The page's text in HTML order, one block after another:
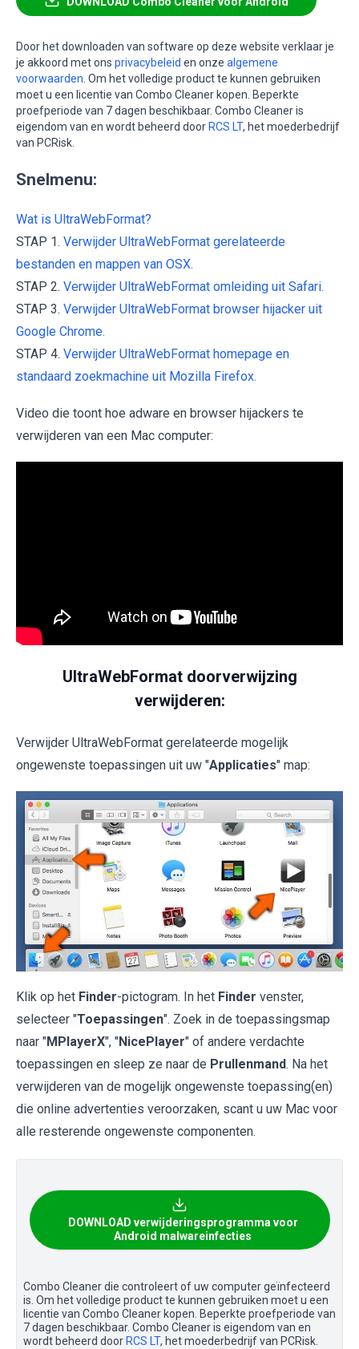
Door het downloaden van software op deze website verklaar je
je akkoord met ons privacybeleid en onze algemene
voorwaarden . Om het volledige product te kunnen gebruiken
moet u een licentie van Combo Cleaner kopen. Beperkte
proefperiode van 7 dagen beschikbaar. Combo Cleaner is
eigendom van en wordt beheerd door RCS LT, het moederbedrijf
van PCRisk.
Snelmenu:
Wat is UltraWebFormat?
STAP 1. Verwijder UltraWebFormat gerelateerde
bestanden en mappen van OSX.
STAP 2. Verwijder UltraWebFormat omleiding uit Safari.
STAP 3. Verwijder UltraWebFormat browser hijacker uit
Google Chrome.
STAP 4. Verwijder UltraWebFormat homepage en
standaard zoekmachine uit Mozilla Firefox.
Video die toont hoe adware en browser hijackers te
verwijderen van een Mac computer:
UltraWebFormat doorverwijzing
verwijderen:
Verwijder UltraWebFormat gerelateerde mogelijk
ongewenste toepassingen uit uw "Applicaties" map:
Klik op het Finder-pictogram. In het Finder venster,
selecteer "Toepassingen". Zoek in de toepassingsmap
naar "MPlayerX", "NicePlayer" of andere verdachte
toepassingen en sleep ze naar de Prullenmand. Na het
verwijderen van de mogelijk ongewenste toepassing(en)
die online advertenties veroorzaken, scant u uw Mac voor
alle resterende ongewenste componenten.
DOWNLOAD verwijderingsprogramma voor
Android malwareinfecties
Combo Cleaner die controleert of uw computer geïnfecteerd
is. Om het volledige product te kunnen gebruiken moet u een
licentie van Combo Cleaner kopen. Beperkte proefperiode van
7 dagen beschikbaar. Combo Cleaner is eigendom van en
wordt beheerd door RCS LT, het moederbedrijf van PCRisk.